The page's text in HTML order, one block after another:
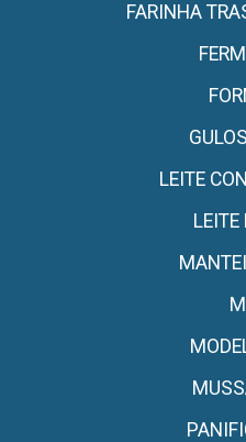
FARINHA
LEITE
LEITE